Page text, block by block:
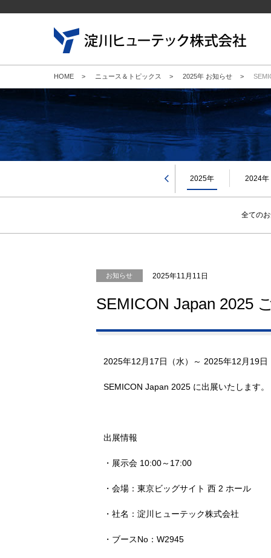
新
キ
会
HOME > ニュース＆トピックス > 2025年 お知らせ >
2025年 2024年
2001年
全ての
お知らせ 2025年11月11日
SEMICON Japan 2025
2025年12月17日（水）～ 2025年12月19日
SEMICON Japan 2025 に出展いたします。
出展情報
・展示会 10:00～17:00
・会場：東京ビッグサイト 西 2 ホール
・社名：淀川ヒューテック株式会社
・ブースNo：W2945